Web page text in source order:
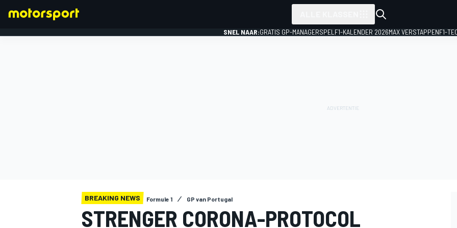
SNEL NAAR:GRATIS GP-MANAGERSPEL F1-KALENDER 2026MAX VERSTAPPENF1-
BREAKING NEWS Formule 1 GP van Portugal
STRENGER CORONA-PROTOCOL